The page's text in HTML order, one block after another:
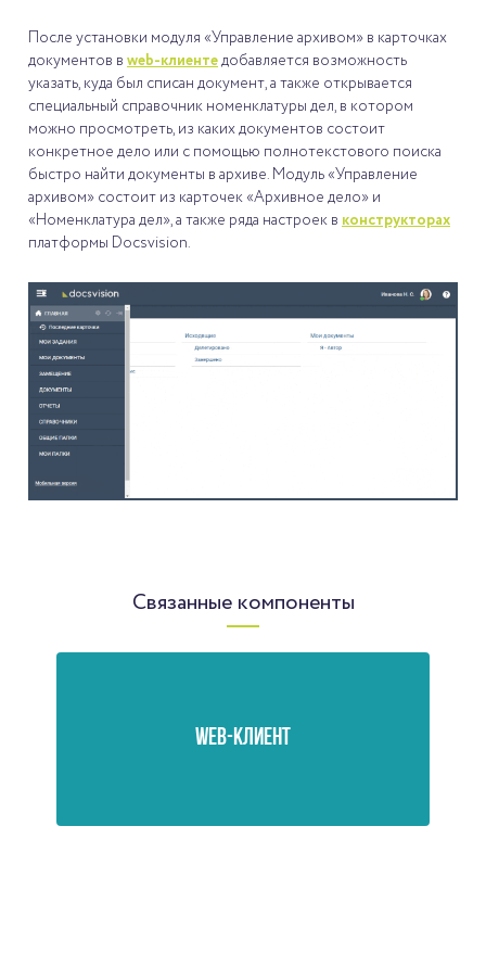
После установки модуля «Управление архивом» в карточках
документов в web-клиентедобавляется возможность
указать, куда был списан документ, а также открывается
специальный справочник номенклатуры дел, в котором
можно просмотреть, из каких документов состоит
конкретное дело или с помощью полнотекстового поиска
быстро найти документы в архиве. Модуль «Управление
архивом» состоит из карточек «Архивное дело» и
«Номенклатура дел», а также ряда настроек в конструкторах
платформы Docsvision.
Связанные компоненты
WEB-КЛИЕНТ